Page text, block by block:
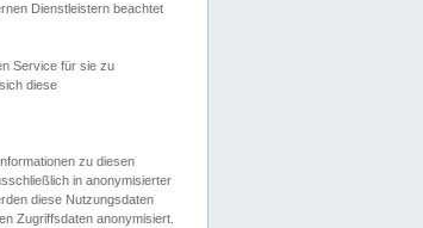
Dienstleistern beachtet
Service für sie zu
diese
zu diesen
in anonymisierter
diese Nutzungsdaten
Zugriffsdaten anonymisiert.